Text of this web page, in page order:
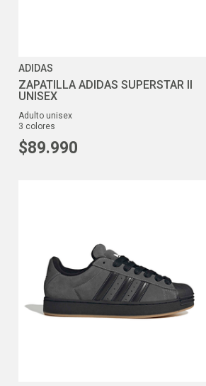
ADIDAS
ZAPATILLA ADIDAS SUPERSTAR II
UNISEX
adulto unisex
3 colores
$89.990